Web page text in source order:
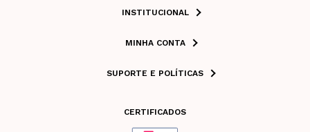
INSTITUCIONAL
MINHA CONTA
SUPORTE E POLÍTICAS
CERTIFICADOS